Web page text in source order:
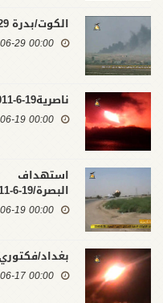
الكوت/بدرة 29-6-2011
00:00 2011-06-29
ناصرية19-6-2011
00:00 2011-06-19
استهداف
البصرة/19-6-2011
00:00 2011-06-19
بغداد/فكتوري17-6-
00:00 2011-06-17